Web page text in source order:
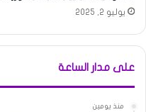
يوليو 2, 2025
على مدار الساعة
منذ يومين